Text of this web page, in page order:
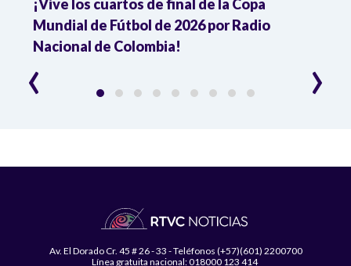
¡Vive los cuartos de final de la Copa
Mundial de Fútbol de 2026 por Radio
Nacional de Colombia!
‹ ›
Av. El Dorado Cr. 45 # 26 - 33 - Teléfonos (+57)(601) 2200700
Línea gratuita nacional: 018000 123 414